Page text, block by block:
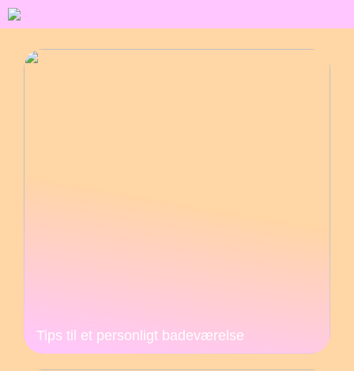
Tips til et personligt badeværelse